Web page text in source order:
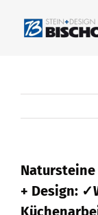
Inhalt
+ Design: